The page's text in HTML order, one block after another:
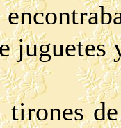
juguetes
tirones